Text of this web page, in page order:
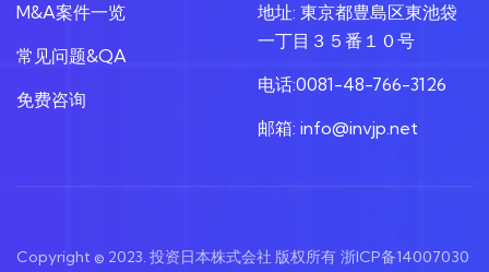
M&A案件一览
常见问题&QA
免费咨询
地址: 東京都豊島区東池袋
一丁目３５番１０号
电话:0081-48-766-3126
邮箱: info@invjp.net
Copyright © 2023. 投资日本株式会社 版权所有 浙ICP备14007030